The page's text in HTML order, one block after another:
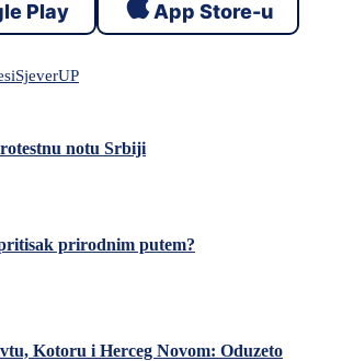
Play App Store-u
SjeverUP
notu Srbiji
prirodnim putem?
Kotoru i Herceg Novom: Oduzeto